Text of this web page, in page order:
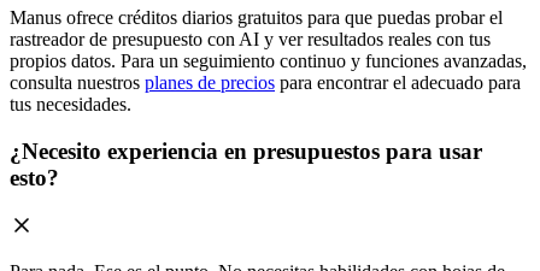
Manus ofrece créditos diarios gratuitos para que puedas probar el
rastreador de presupuesto con AI y ver resultados reales con tus
propios datos. Para un seguimiento continuo y funciones avanzadas,
consulta nuestros planes de precios para encontrar el adecuado para
tus necesidades.
¿Necesito experiencia en presupuestos para usar
esto?